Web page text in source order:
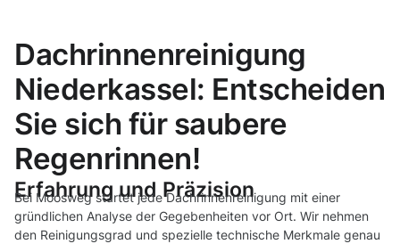
Dachrinnenreinigung
Niederkassel: Entscheiden
Sie sich für saubere
Regenrinnen!
Erfahrung und Präzision
Bei Moosweg startet jede Dachrinnenreinigung mit einer
gründlichen Analyse der Gegebenheiten vor Ort. Wir nehmen
den Reinigungsgrad und spezielle technische Merkmale genau